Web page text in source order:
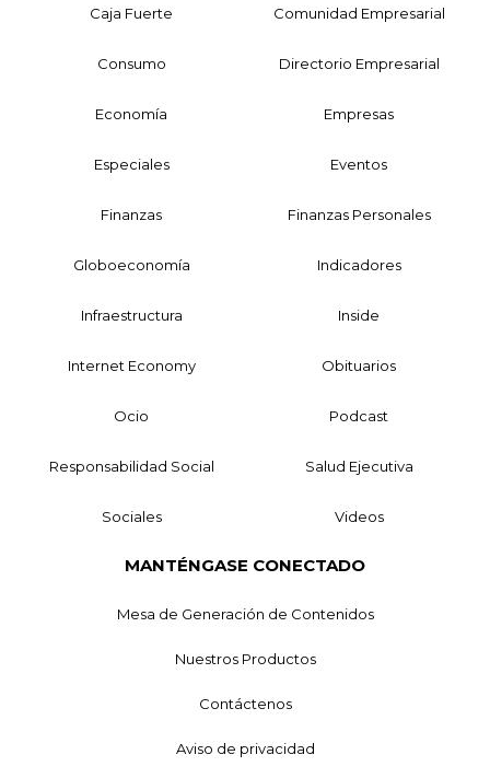
Caja Fuerte Comunidad Empresarial
Consumo Directorio Empresarial
Economía Empresas
Especiales Eventos
Finanzas Finanzas Personales
Globoeconomía Indicadores
Infraestructura Inside
Internet Economy Obituarios
Ocio Podcast
Responsabilidad Social Salud Ejecutiva
Sociales Videos
MANTÉNGASE CONECTADO
Mesa de Generación de Contenidos
Nuestros Productos
Contáctenos
Aviso de privacidad